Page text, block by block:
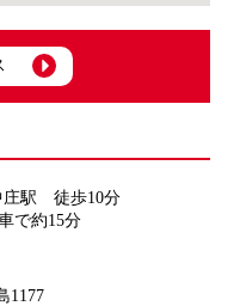
駅 徒歩10分
で約15分
1177